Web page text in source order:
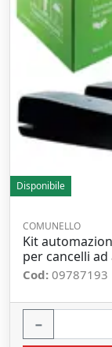
Disponibile
COMUNELLO
Kit
per cancelli
Cod: 09787193
−